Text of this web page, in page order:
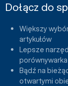
Dołącz do
Większy
artykułów
Lepsze
Bądź na
otwartymi